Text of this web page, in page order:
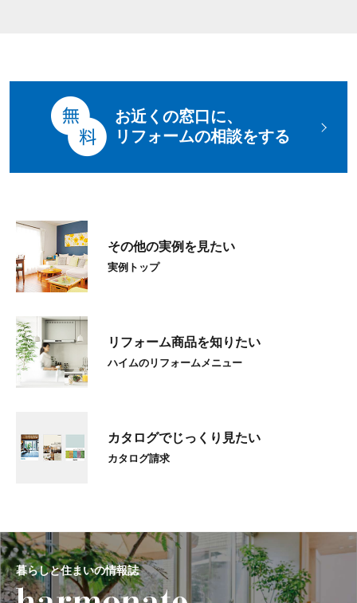
お近くの窓口に、
リフォームの相談をする
その他の実例を見たい
実例トップ
リフォーム商品を知りたい
ハイムのリフォームメニュー
カタログでじっくり見たい
カタログ請求
暮らしと住まいの情報誌